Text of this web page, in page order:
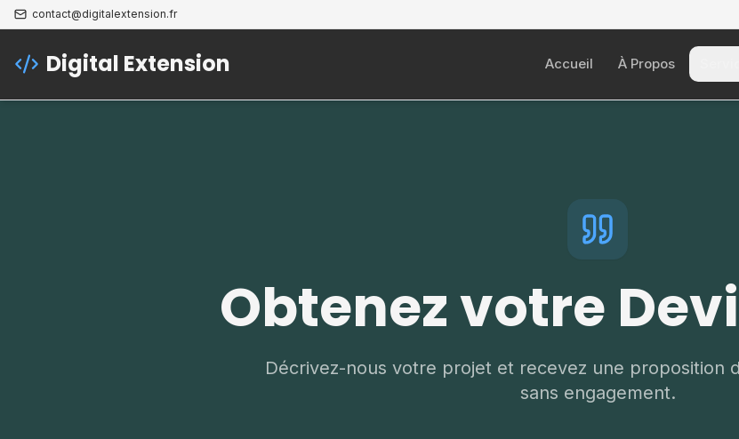
contact@digitalextension.fr
Digital Extension Accueil À Propos
Obtenez votre
Décrivez-nous votre projet et recevez une proposition
sans engagement.